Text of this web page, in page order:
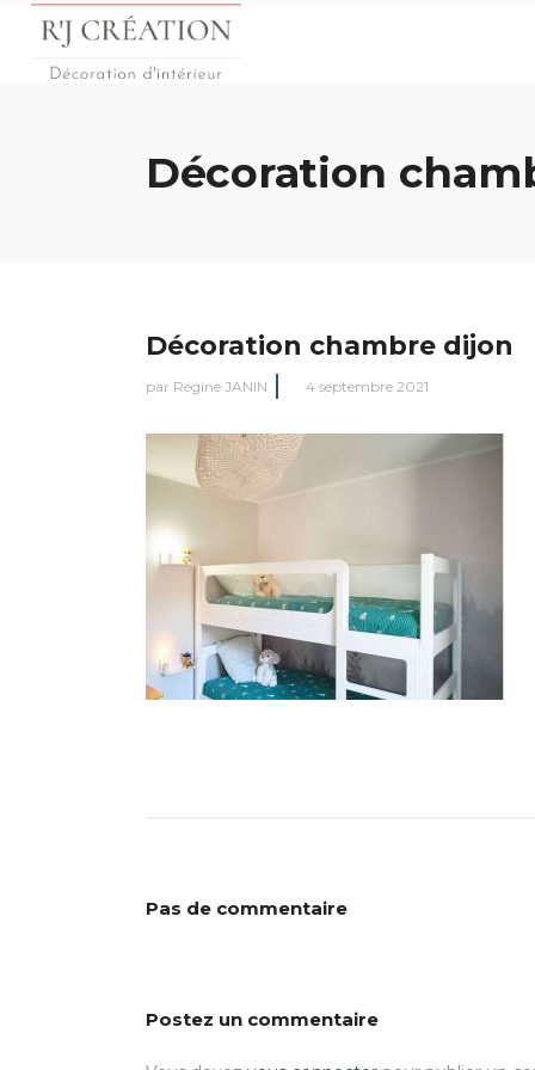
Décoration
Décoration chambre dijon
par Régine JANIN 4 septembre 2021
Pas de commentaire
Postez un commentaire